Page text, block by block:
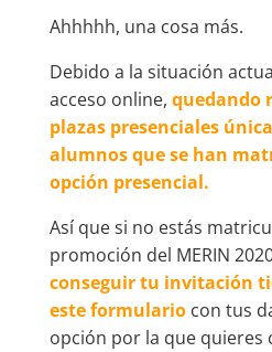
Ahhhhh, una cosa más.
Debido a la situación
acceso online, quedando
plazas presenciales
alumnos que se han
opción presencial.
Así que si no estás
promoción del MERIN
conseguir tu invitación
este formulariocon tus
opción por la que quieres